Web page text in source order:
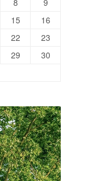
8
9
15
16
22
23
29
30